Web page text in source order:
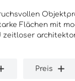
Flächen mit
Preis